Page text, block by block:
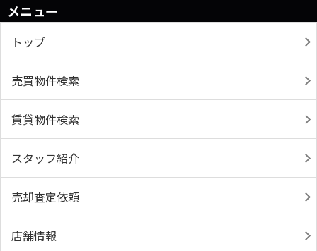
メニュー
トップ
売買物件検索
賃貸物件検索
スタッフ紹介
売却査定依頼
店舗情報